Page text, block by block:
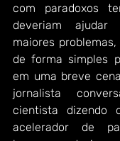
com paradoxos
deveriam ajudar
maiores
de forma simples
em uma breve
jornalista
cientista dizendo
acelerador de